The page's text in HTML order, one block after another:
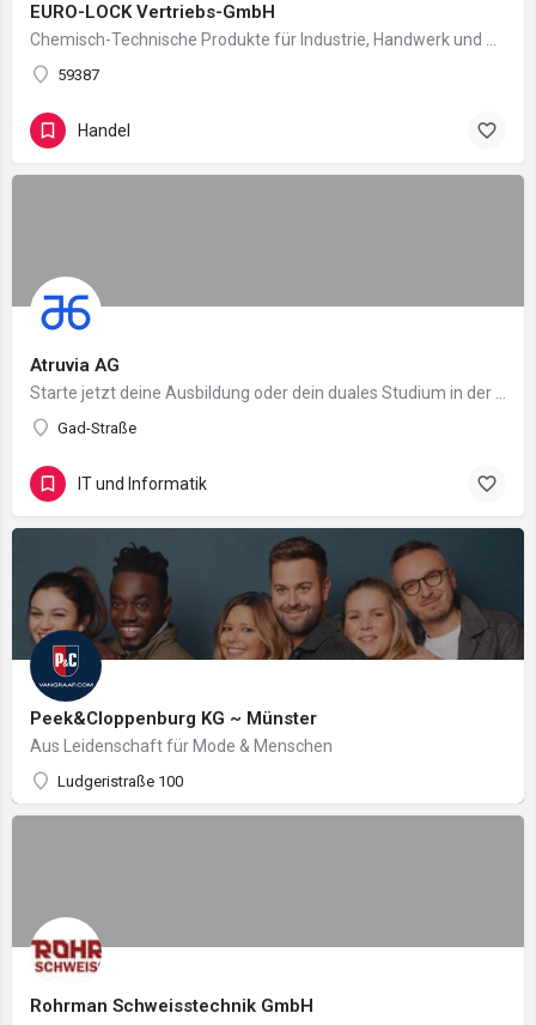
EURO-LOCK Vertriebs-GmbH
59387
Handel
Atruvia AG
Gad-Straße
IT und Informatik
Peek&Cloppenburg KG ~ Münster
Aus Leidenschaft für Mode & Menschen
Ludgeristraße 100
Rohrman Schweisstechnik GmbH